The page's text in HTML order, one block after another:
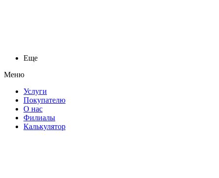
Еще
Меню
Услуги
Покупателю
О нас
Филиалы
Калькулятор